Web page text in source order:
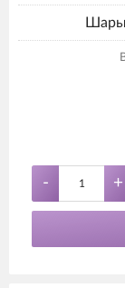
Шары
- +